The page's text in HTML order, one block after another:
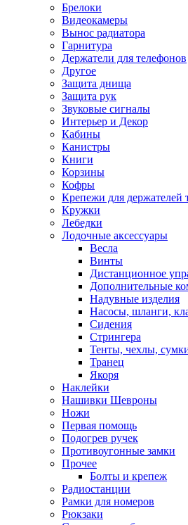
Брелоки
Видеокамеры
Вынос радиатора
Гарнитура
Держатели для телефонов
Другое
Защита днища
Защита рук
Звуковые сигналы
Интерьер и Декор
Кабины
Канистры
Книги
Корзины
Кофры
Крепежи для держателей
Кружки
Лебедки
Лодочные аксессуары
Весла
Винты
Дистанционное
Дополнительные
Надувные изделия
Насосы, шланги,
Сидения
Стрингера
Тенты, чехлы,
Транец
Якоря
Наклейки
Нашивки Шевроны
Ножи
Первая помощь
Подогрев ручек
Противоугонные замки
Прочее
Болты и крепеж
Радиостанции
Рамки для номеров
Рюкзаки